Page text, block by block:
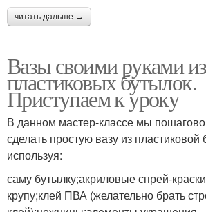
читать дальше →
Вазы своими руками из
пластиковых бутылок.
Приступаем к уроку
В данном мастер-классе мы
сделать простую вазу из пластиковой
используя:
саму бутылку;акриловые спрей-
крупу;клей ПВА (желательно брать